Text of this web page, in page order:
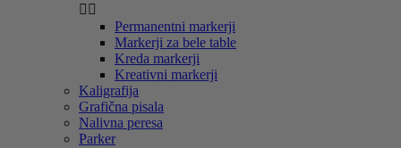
 
Permanentni markerji
Markerji za bele table
Kreda markerji
Kreativni markerji
Kaligrafija
Grafična pisala
Nalivna peresa
Parker